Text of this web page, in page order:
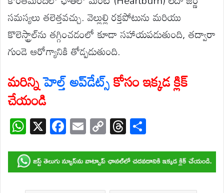
సమస్యలు తలెత్తవచ్చు. వెల్లుల్లి రక్తపోటును మరియు
కొలెస్ట్రాల్‌ను తగ్గించడంలో కూడా సహాయపడుతుంది, తద్వారా
గుండె ఆరోగ్యానికి తోడ్పడుతుంది.
మరిన్నిహెల్త్ అప్‌డేట్స్కోసం ఇక్కడ క్లిక్
చేయండి
W
h
at
s
X F
ac
e
b
E
m
ail
C
o
p
y
T
hr
e
a
ar
e